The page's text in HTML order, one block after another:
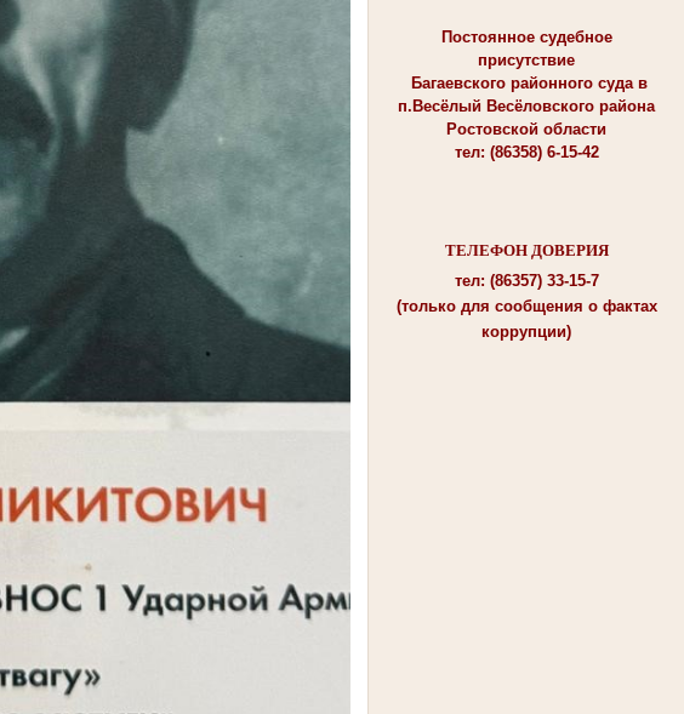
Постоянное судебное
присутствие
Багаевского районного суда в
п.Весёлый Весёловского района
Ростовской области
тел: (86358) 6-15-42
ТЕЛЕФОН ДОВЕРИЯ
тел: (86357) 33-15-7
(только для сообщения о фактах
коррупции)